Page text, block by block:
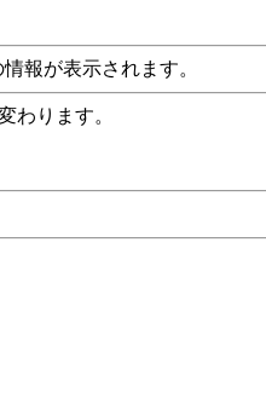
報が表示されます。
わります。